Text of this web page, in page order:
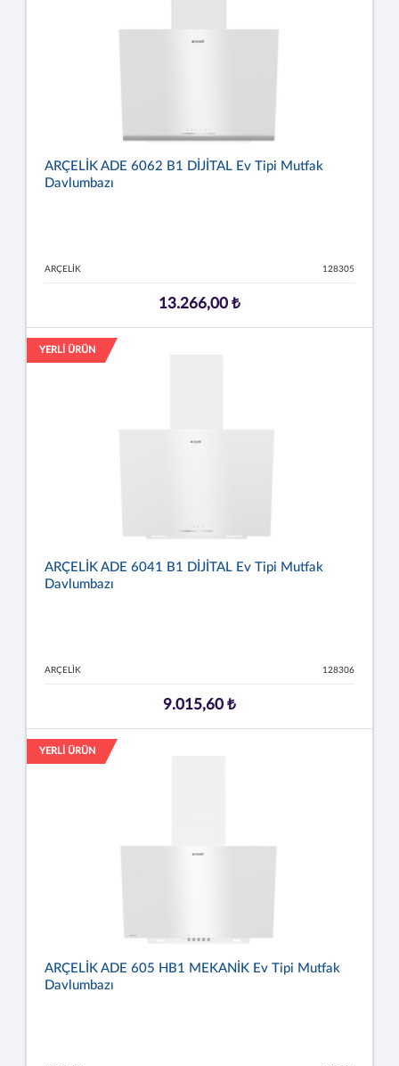
ARÇELİK ADE 6062 B1 DİJİTAL Ev Tipi Mutfak
Davlumbazı
ARÇELİK 128305
13.266,00 ₺
YERLİ ÜRÜN
ARÇELİK ADE 6041 B1 DİJİTAL Ev Tipi Mutfak
Davlumbazı
ARÇELİK 128306
9.015,60 ₺
YERLİ ÜRÜN
ARÇELİK ADE 605 HB1 MEKANİK Ev Tipi Mutfak
Davlumbazı